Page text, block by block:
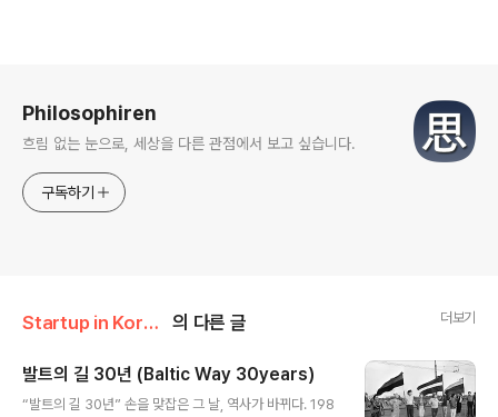
Philosophiren
흐림 없는 눈으로, 세상을 다른 관점에서 보고 싶습니다.
구독하기
Startup in Korea/Estonia & Baltic IT 의 다른 글 더보기
발트의 길 30년 (Baltic Way 30years)
“발트의 길 30년” 손을 맞잡은 그 날, 역사가 바뀌다. 198